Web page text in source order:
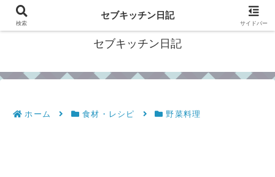
フィリピン・セブの移住情報やおすすめ食材・レシピを発信
セブキッチン日記
ホーム 食材・レシピ 野菜料理
検索
セブキッチン日記
サイドバー